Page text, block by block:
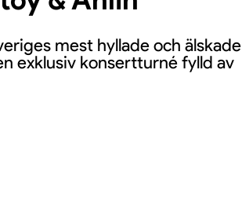
mest hyllade och älskade
exklusiv konsertturné fylld av